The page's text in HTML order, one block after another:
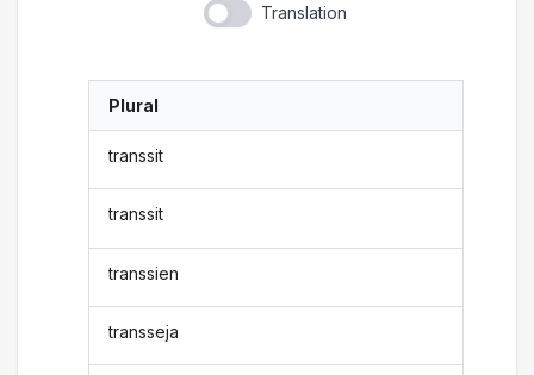
Translation
Plural
transsit
transsit
transsien
transseja